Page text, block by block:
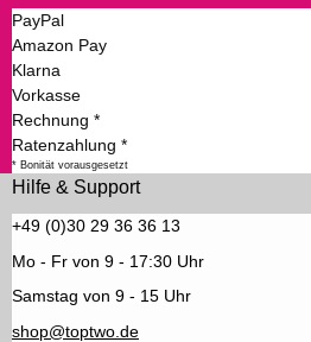
PayPal
Amazon Pay
Klarna
Vorkasse
Rechnung *
Ratenzahlung *
* Bonität vorausgesetzt
Hilfe & Support
+49 (0)30 29 36 36 13
Mo - Fr von 9 - 17:30 Uhr
Samstag von 9 - 15 Uhr
shop@toptwo.de